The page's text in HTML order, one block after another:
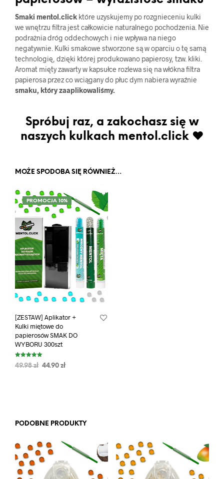
Smaki mentol.click które uzyskujemy po rozgnieceniu kulki
we wnętrzu filtra jest całkowicie naturalnego pochodzenia. Nie
podrażnia dróg oddechowych i nie wpływa na niego
negatywnie. Kulki smakowe stworzone są w oparciu o tę samą
technologię, dzięki której produkowano papierosy, tzw. kliki.
Aromat mięty zawarty w kapsułce rozlewa się na włókna filtra
papierosa przez co wciągany do płuc dym nabiera wyraźnie
smaku, który zaaplikowaliśmy.
Spróbuj raz, a zakochasz się w
naszych kulkach mentol.click ♥
MOŻE SPODOBA SIĘ RÓWNIEŻ…
PROMOCJA 10%
[ZESTAW] Aplikator +
Kulki miętowe do
papierosów SMAK DO
WYBORU 300szt
Oceniono
5.00
49.98zł 44.90 zł
PODOBNE PRODUKTY